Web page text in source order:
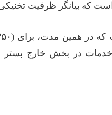
که بیانگر ظرفیت
که در همین مدت، برای (
در بخش خارج بستر